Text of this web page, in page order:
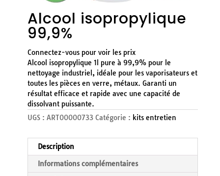
Alcool isopropylique
99,9%
Connectez-vous pour voir les prix
Alcool isopropylique 1l pure à 99,9% pour le
nettoyage industriel, idéale pour les vaporisateurs et
toutes les pièces en verre, métaux. Garanti un
résultat efficace et rapide avec une capacité de
dissolvant puissante.
UGS : ART00000733 Catégorie : kits entretien
Description
Informations complémentaires